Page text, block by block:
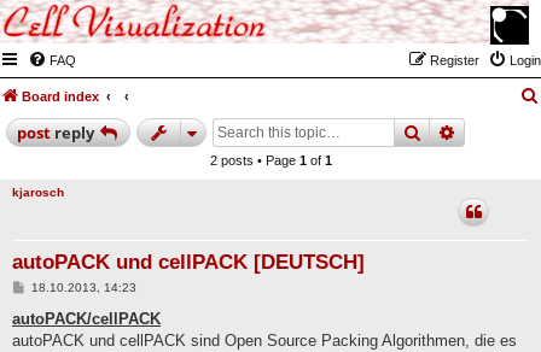
FAQ Login
Register
Board index
postreply searchadvanced
2 posts • Page 1of 1
kjarosch
autoPACK und cellPACK [DEUTSCH]
P
s
t
18.10.2013, 14:23
autoPACK/cellPACK
autoPACK und cellPACK sind Open Source Packing Algorithmen, die es